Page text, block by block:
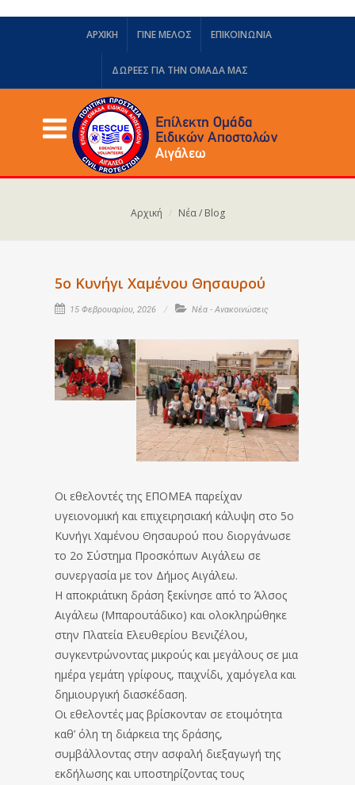
ΑΡΧΙΚΗ ΓΙΝΕ ΜΕΛΟΣ ΕΠΙΚΟΙΝΩΝΙΑ
ΔΩΡΕΈΣ ΓΙΑ ΤΗΝ ΟΜΆΔΑ ΜΑΣ
Αρχική Νέα / Blog
5ο Κυνήγι Χαμένου Θησαυρού
15 Φεβρουαρίου, 2026 Νέα - Ανακοινώσεις
Οι εθελοντές της ΕΠΟΜΕΑ παρείχαν
υγειονομική και επιχειρησιακή κάλυψη στο 5ο
Κυνήγι Χαμένου Θησαυρού που διοργάνωσε
το 2ο Σύστημα Προσκόπων Αιγάλεω σε
συνεργασία με τον Δήμος Αιγάλεω.
Η αποκριάτικη δράση ξεκίνησε από το Άλσος
Αιγάλεω (Μπαρουτάδικο) και ολοκληρώθηκε
στην Πλατεία Ελευθερίου Βενιζέλου,
συγκεντρώνοντας μικρούς και μεγάλους σε μια
ημέρα γεμάτη γρίφους, παιχνίδι, χαμόγελα και
δημιουργική διασκέδαση.
Οι εθελοντές μας βρίσκονταν σε ετοιμότητα
καθ’ όλη τη διάρκεια της δράσης,
συμβάλλοντας στην ασφαλή διεξαγωγή της
εκδήλωσης και υποστηρίζοντας τους